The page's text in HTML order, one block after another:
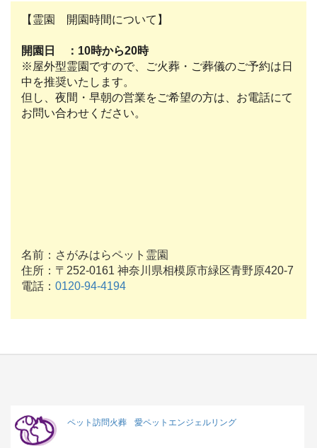
【霊園 開園時間について】
開園日 ：10時から20時
※屋外型霊園ですので、ご火葬・ご葬儀のご予約は日
中を推奨いたします。
但し、夜間・早朝の営業をご希望の方は、お電話にて
お問い合わせください。
名前：さがみはらペット霊園
住所：〒252-0161 神奈川県相模原市緑区青野原420-7
電話： 0120-94-4194
ペット訪問火葬 愛ペットエンジェルリング